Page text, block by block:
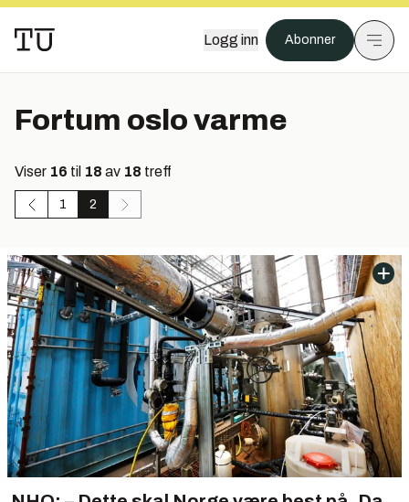
Logg inn Abonner
Fortum oslo varme
Viser 16 til 18 av 18 treff
1 2